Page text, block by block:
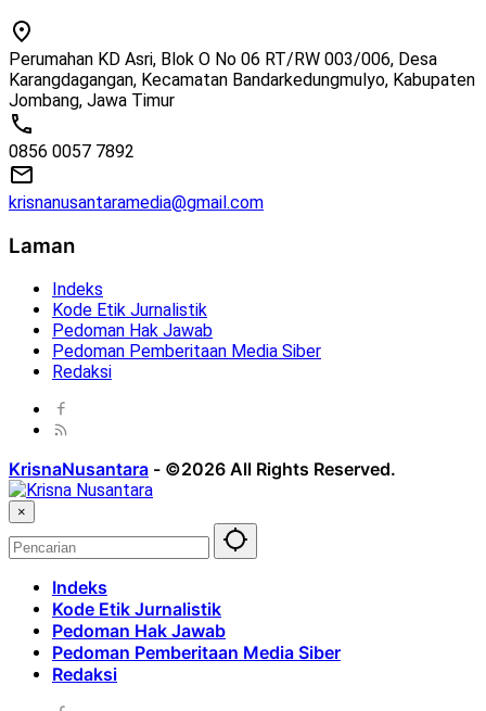
Perumahan KD Asri, Blok O No 06 RT/RW 003/006, Desa
Karangdagangan, Kecamatan Bandarkedungmulyo, Kabupaten
Jombang, Jawa Timur
0856 0057 7892
krisnanusantaramedia@gmail.com
Laman
Indeks
Kode Etik Jurnalistik
Pedoman Hak Jawab
Pedoman Pemberitaan Media Siber
Redaksi
KrisnaNusantara - ©2026 All Rights Reserved.
×
Indeks
Kode Etik Jurnalistik
Pedoman Hak Jawab
Pedoman Pemberitaan Media Siber
Redaksi